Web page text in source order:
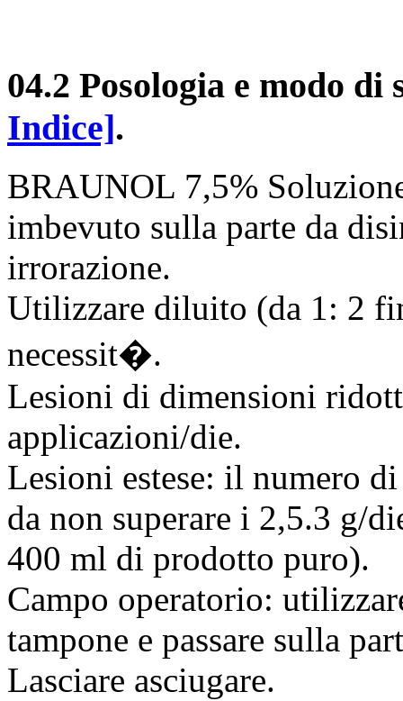
04.2 Posologia e modo
Indice].
BRAUNOL 7,5%
imbevuto sulla parte da
irrorazione.
Utilizzare diluito (da 1: 2
necessit�.
Lesioni di dimensioni
applicazioni/die.
Lesioni estese: il numero
da non superare i 2,5.3 g/
400 ml di prodotto puro).
Campo operatorio:
tampone e passare sulla
Lasciare asciugare.